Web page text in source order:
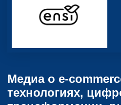
Медиа о e-
технологиях,